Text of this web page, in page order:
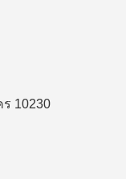
10230